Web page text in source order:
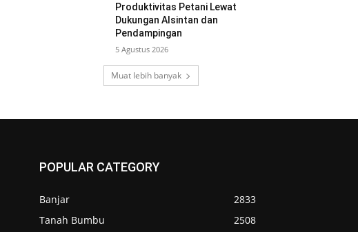
Produktivitas Petani Lewat
Dukungan Alsintan dan
Pendampingan
5 Agustus 2026
Muat lebih banyak
POPULAR CATEGORY
Banjar
2833
Tanah Bumbu
2508